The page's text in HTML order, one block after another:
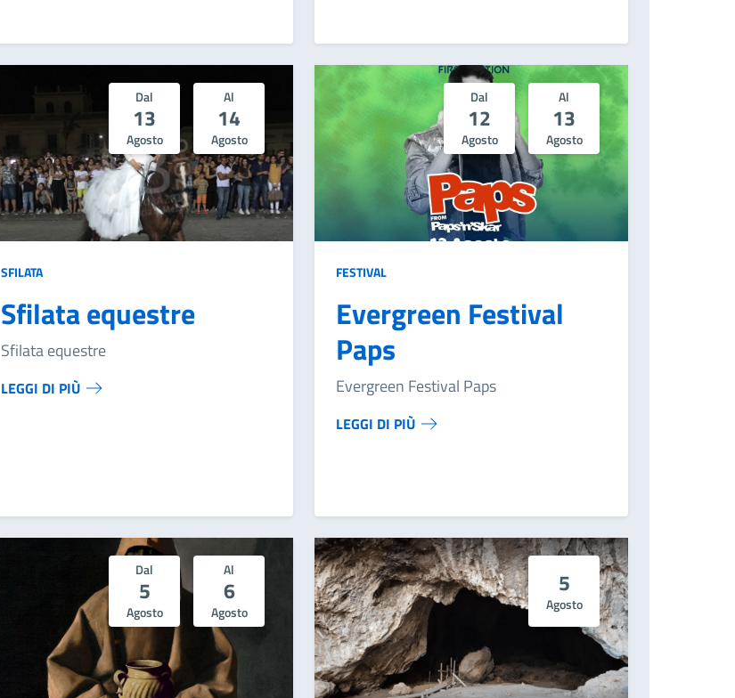
Dal
13
Agosto
Al
14
Agosto
SFILATA
Sfilata equestre
Sfilata equestre
LEGGI DI PIÙ
Dal
12
Agosto
Al
13
Agosto
FESTIVAL
Evergreen Festival
Paps
Evergreen Festival Paps
LEGGI DI PIÙ
Dal
5
Agosto
Al
6
Agosto
5
Agosto